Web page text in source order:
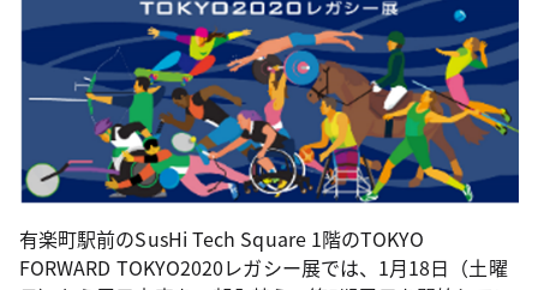
有楽町駅前のSusHi Tech Square 1階のTOKYO
FORWARD TOKYO2020レガシー展では、1月18日（土曜